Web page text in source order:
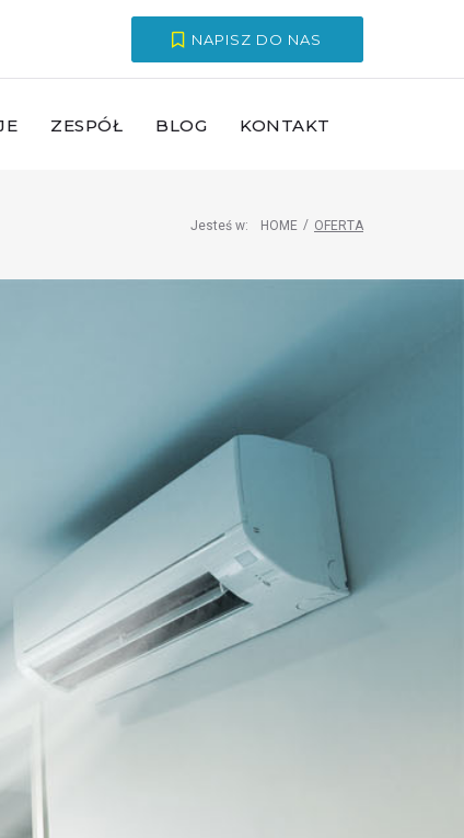
NAPISZ DO NAS
ZESPÓŁ BLOG KONTAKT
Jesteś w: HOME / OFERTA